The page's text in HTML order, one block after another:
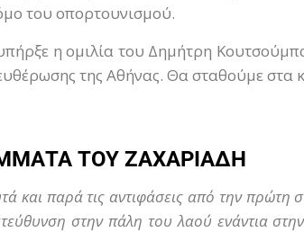
του οπορτουνισμού.
η ομιλία του Δημήτρη
της Αθήνας. Θα σταθούμε στα
ΤΟΥ ΖΑΧΑΡΙΑΔΗ
και παρά τις αντιφάσεις από την πρώτη
στην πάλη του λαού ενάντια